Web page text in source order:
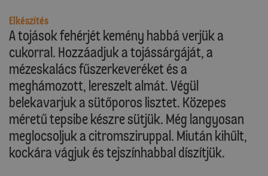
Elkészítés
A tojások fehérjét kemény habbá verjük a
cukorral. Hozzáadjuk a tojássárgáját, a
mézeskalács fűszerkeveréket és a
meghámozott, lereszelt almát. Végül
belekavarjuk a sütőporos lisztet. Közepes
méretű tepsibe készre sütjük. Még langyosan
meglocsoljuk a citromsziruppal. Miután kihűlt,
kockára vágjuk és tejszínhabbal díszítjük.